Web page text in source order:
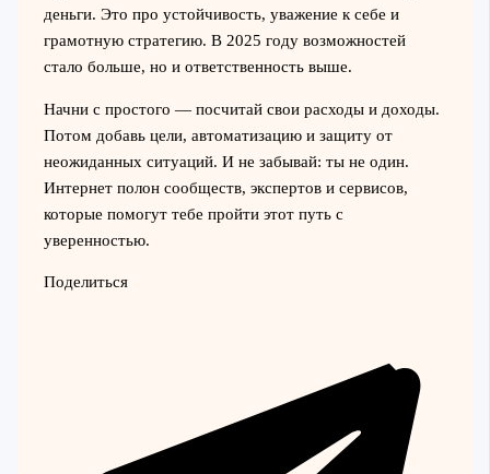
деньги. Это про устойчивость, уважение к себе и
грамотную стратегию. В 2025 году возможностей
стало больше, но и ответственность выше.
Начни с простого — посчитай свои расходы и доходы.
Потом добавь цели, автоматизацию и защиту от
неожиданных ситуаций. И не забывай: ты не один.
Интернет полон сообществ, экспертов и сервисов,
которые помогут тебе пройти этот путь с
уверенностью.
Поделиться